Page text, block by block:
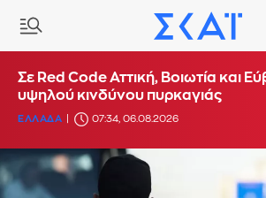
Σε Red Code Αττική, Βοιωτία και
υψηλού κινδύνου πυρκαγιάς
ΕΛΛΑΔΑ 07:34, 06.08.2026